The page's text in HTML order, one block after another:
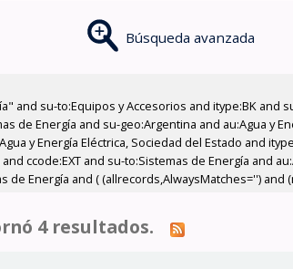
Búsqueda avanzada
su-to:Equipos y Accesorios and itype:BK and
de Energía and su-geo:Argentina and au:Agua y
y Energía Eléctrica, Sociedad del Estado and
ccode:EXT and su-to:Sistemas de Energía and
Energía and ( (allrecords,AlwaysMatches='')
4 resultados.